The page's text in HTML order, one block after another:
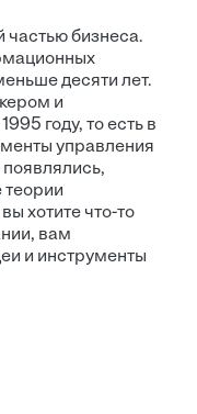
бизнеса.
десяти лет.
и
году, то есть в
управления
теории
хотите что-то
вам
и инструменты